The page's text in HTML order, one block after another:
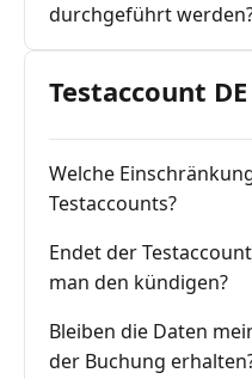
durchgeführt
Testaccount DE
Welche
Testaccounts?
Endet der
man den kündigen?
Bleiben die Daten
der Buchung